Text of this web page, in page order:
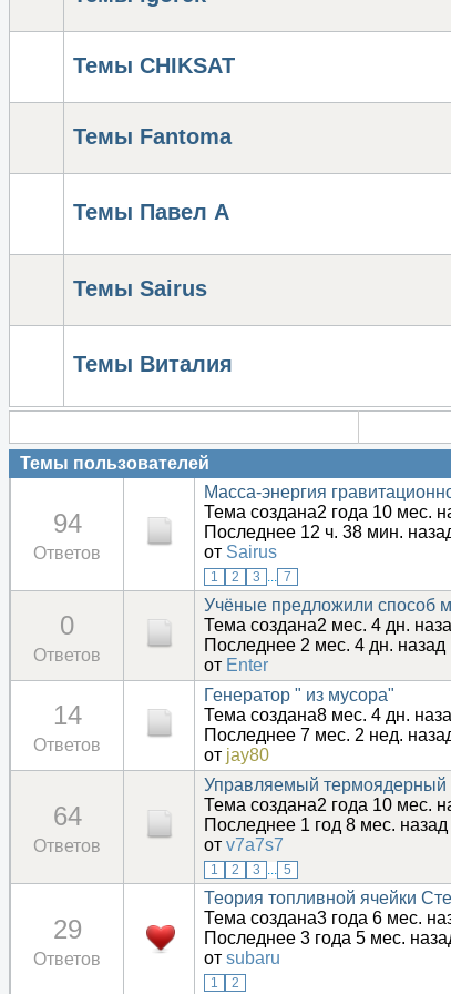
Темы CHIKSAT
Темы Fantomа
Темы Павел А
Темы Sairus
Темы Виталия
Темы пользователей
94
Ответов
Масса-энергия
Тема создана2 года 10 мес.
Последнее 12 ч. 38 мин.
от Sairus
1 2 3 7
0
Ответов
Учёные предложили способ
Тема создана2 мес. 4 дн.
Последнее 2 мес. 4 дн. назад
от Enter
14
Ответов
Генератор " из мусора"
Тема создана8 мес. 4 дн.
Последнее 7 мес. 2 нед.
от jay80
64
Ответов
Управляемый термоядерный
Тема создана2 года 10 мес.
Последнее 1 год 8 мес. назад
от v7a7s7
1 2 3 5
29
Ответов
Теория топливной ячейки
Тема создана3 года 6 мес.
Последнее 3 года 5 мес.
от subaru
1 2